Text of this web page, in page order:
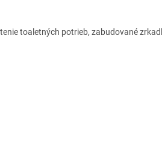
toaletných potrieb, zabudované